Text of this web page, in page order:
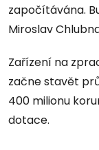
započítávána.
Miroslav
Zařízení na
začne stavět
400 milionu
dotace.